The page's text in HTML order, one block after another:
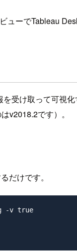
ューでTableau
受け取って可
v2018.2です）。
だけです。
-v true